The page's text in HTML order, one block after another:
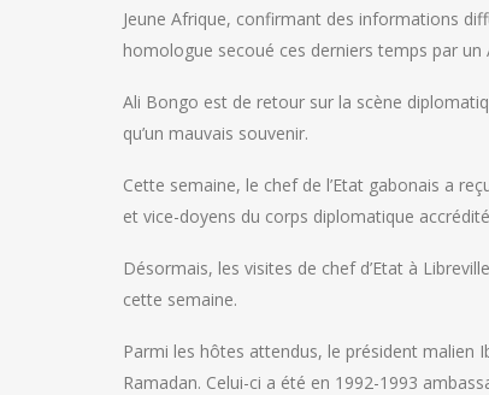
Jeune Afrique, confirmant des informations
homologue secoué ces derniers temps par un
Ali Bongo est de retour sur la scène
qu’un mauvais souvenir.
Cette semaine, le chef de l’Etat gabonais a
et vice-doyens du corps diplomatique
Désormais, les visites de chef d’Etat à
cette semaine.
Parmi les hôtes attendus, le président malien
Ramadan. Celui-ci a été en 1992-1993